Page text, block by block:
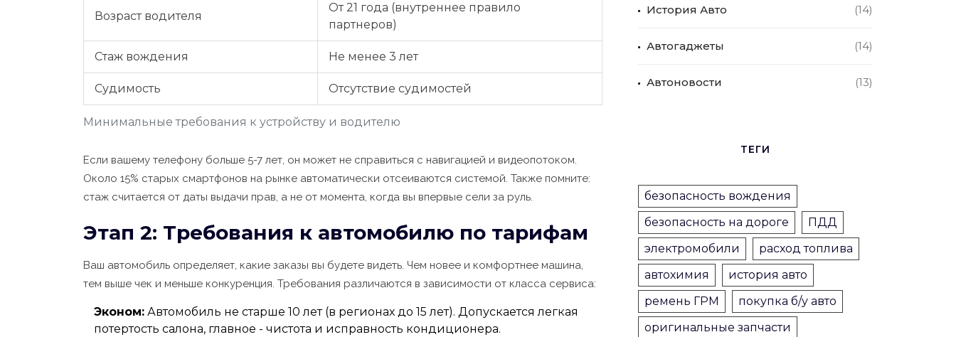
Минимальные требования к устройству и водителю
Возраст водителя
От 21 года (внутреннее правило
партнеров)
Стаж вождения Не менее 3 лет
Судимость Отсутствие судимостей
Если вашему телефону больше 5-7 лет, он может не справиться с навигацией и видеопотоком.
Около 15% старых смартфонов на рынке автоматически отсеиваются системой. Также помните:
стаж считается от даты выдачи прав, а не от момента, когда вы впервые сели за руль.
Этап 2: Требования к автомобилю по тарифам
Ваш автомобиль определяет, какие заказы вы будете видеть. Чем новее и комфортнее машина,
тем выше чек и меньше конкуренция. Требования различаются в зависимости от класса сервиса:
Эконом: Автомобиль не старше 10 лет (в регионах до 15 лет). Допускается легкая
потертость салона, главное - чистота и исправность кондиционера.
История Авто (14)
Автогаджеты (14)
Автоновости (13)
ТЕГИ
безопасность вождения
безопасность на дороге
ПДД
электромобили
расход топлива
автохимия
история авто
ремень ГРМ
покупка б/у авто
оригинальные запчасти